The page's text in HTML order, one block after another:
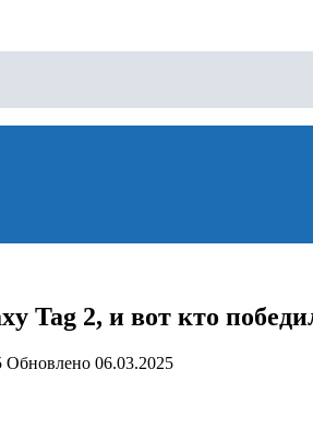
Tag 2, и вот кто
Обновлено 06.03.2025